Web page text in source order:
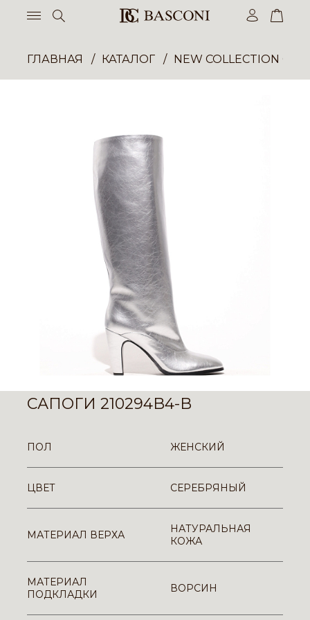
ГЛАВНАЯ КАТАЛОГ NEW COLLECTION
САПОГИ 210294B4-B
ПОЛ ЖЕНСКИЙ
ЦВЕТ СЕРЕБРЯНЫЙ
МАТЕРИАЛ ВЕРХА
НАТУРАЛЬНАЯ
КОЖА
МАТЕРИАЛ
ПОДКЛАДКИ
ВОРСИН